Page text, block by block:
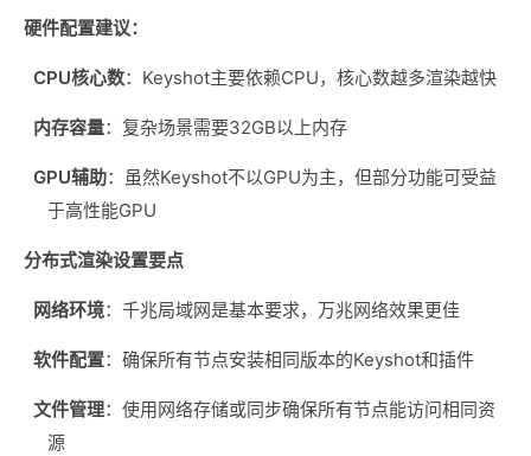
硬件配置建议：
CPU核心数：Keyshot主要依赖CPU，核心数越多渲染越快
内存容量：复杂场景需要32GB以上内存
GPU辅助：虽然Keyshot不以GPU为主，但部分功能可受益
于高性能GPU
分布式渲染设置要点
网络环境：千兆局域网是基本要求，万兆网络效果更佳
软件配置：确保所有节点安装相同版本的Keyshot和插件
文件管理：使用网络存储或同步确保所有节点能访问相同资
源